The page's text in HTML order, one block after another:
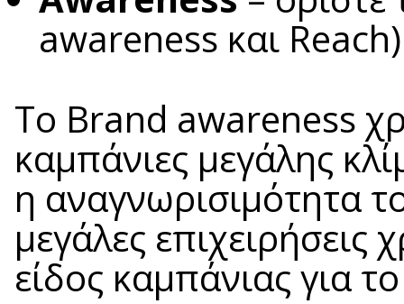
awareness και Reach)
Το Brand awareness
καμπάνιες μεγάλης
η αναγνωρισιμότητα
μεγάλες
είδος καμπάνιας για